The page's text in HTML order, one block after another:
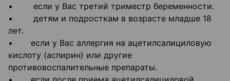
• если у Вас третий триместр беременности.
• детям и подросткам в возрасте младше 18
лет.
• если у Вас аллергия на ацетилсалициловую
кислоту (аспирин) или другие
противовоспалительные препараты.